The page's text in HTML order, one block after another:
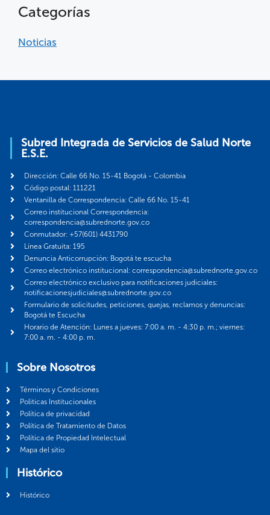
Categorías
Noticias
Subred Integrada de Servicios de Salud Norte
E.S.E.
Dirección: Calle 66 No. 15-41 Bogotá - Colombia
Código postal: 111221
Ventanilla de Correspondencia: Calle 66 No. 15-41
Correo institucional Correspondencia:
correspondencia@subrednorte.gov.co
Conmutador: +57(601) 4431790
Línea Gratuita: 195
Denuncia Anticorrupción: Bogotá te escucha
Correo electrónico institucional: correspondencia@subrednorte.gov.co
Correo electrónico exclusivo para notificaciones judiciales:
notificacionesjudiciales@subrednorte.gov.co
Formulario de solicitudes, peticiones, quejas, reclamos y denuncias:
Bogotá te Escucha
Horario de Atención: Lunes a jueves: 7:00 a. m. - 4:30 p. m.; viernes:
7:00 a. m. - 4:00 p. m.
Sobre Nosotros
Términos y Condiciones
Politicas Institucionales
Política de privacidad
Política de Tratamiento de Datos
Política de Propiedad Intelectual
Mapa del sitio
Histórico
Histórico